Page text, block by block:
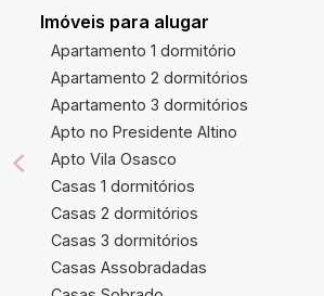
Imóveis para alugar
Apartamento 1 dormitório
Apartamento 2 dormitórios
Apartamento 3 dormitórios
Apto no Presidente Altino
Apto Vila Osasco
Casas 1 dormitórios
Casas 2 dormitórios
Casas 3 dormitórios
Casas Assobradadas